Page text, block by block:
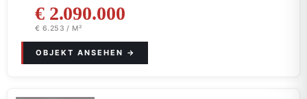
€ 2.090.000
€ 6.253 / M²